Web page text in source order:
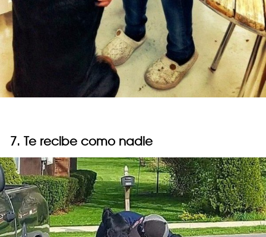
7. Te recibe como nadie